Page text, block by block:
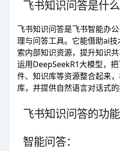
飞书知识问答是什么
飞书知识问答是飞书智能办
理与问答工具。它能借助ai
索内部知识资源，提升知识
运用DeepSeekR1大模型，
件、知识库等资源整合起来
库，并提供自然语言对话式的
飞书知识问答的功
智能问答：